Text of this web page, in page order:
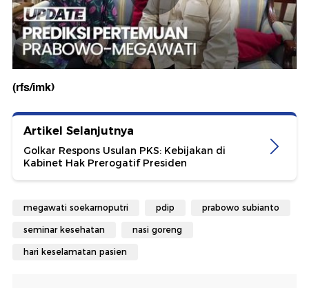
(rfs/imk)
Artikel Selanjutnya
Golkar Respons Usulan PKS: Kebijakan di
Kabinet Hak Prerogatif Presiden
megawati soekarnoputri pdip prabowo subianto
seminar kesehatan nasi goreng
hari keselamatan pasien